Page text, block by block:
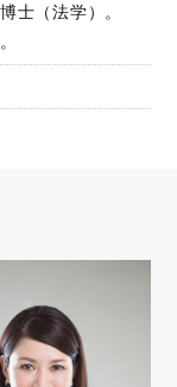
士（法学）。